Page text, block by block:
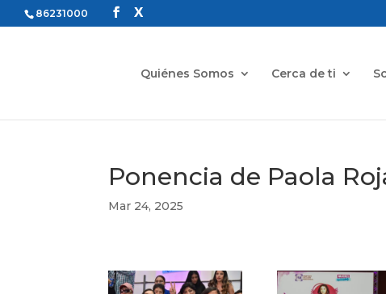
86231000
Quiénes Somos Cerca de ti
Ponencia de Paola
Mar 24, 2025